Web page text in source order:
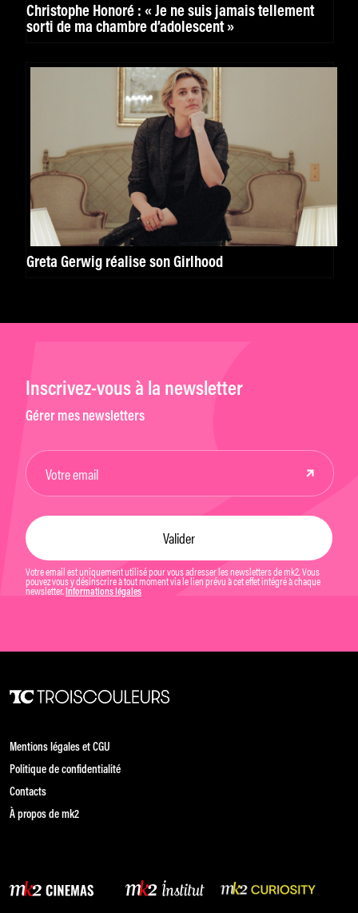
Christophe Honoré : « Je ne suis jamais tellement
sorti de ma chambre d’adolescent »
Greta Gerwig réalise son Girlhood
Inscrivez-vous à la newsletter
Gérer mes newsletters
Votre email est uniquement utilisé pour vous adresser les newsletters de mk2. Vous
pouvez vous y désinscrire à tout moment via le lien prévu à cet effet intégré à chaque
newsletter. Informations légales
Mentions légales et CGU
Politique de confidentialité
Contacts
À propos de mk2